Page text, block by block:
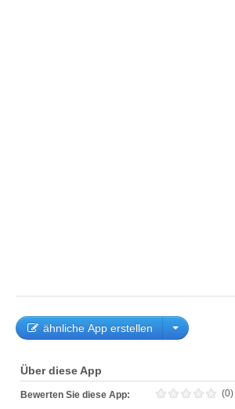
ähnliche App erstellen
Über diese App
Bewerten Sie diese App: (0)